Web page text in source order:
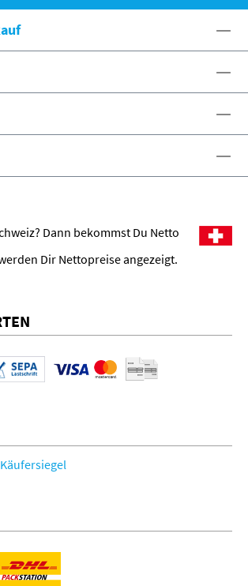
eshop@spexx.org
Dann bekommst Du Netto
Dir Nettopreise angezeigt.